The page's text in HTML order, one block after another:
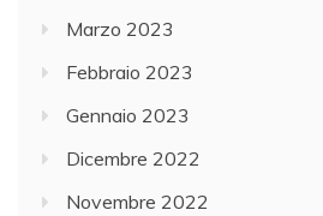
Marzo 2023
Febbraio 2023
Gennaio 2023
Dicembre 2022
Novembre 2022